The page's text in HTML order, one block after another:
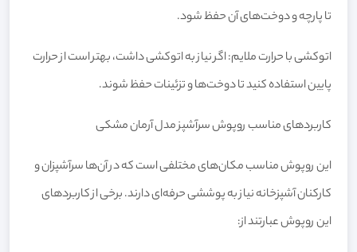
تا پارچه و دوخت‌های آن حفظ شود.
اتوکشی با حرارت ملایم: اگر نیاز به اتوکشی داشت، بهتر است از حرارت
پایین استفاده کنید تا دوخت‌ها و تزئینات حفظ شوند.
کاربردهای مناسب روپوش سرآشپز مدل آرمان مشکی
این روپوش مناسب مکان‌های مختلفی است که در آن‌ها سرآشپزان و
کارکنان آشپزخانه نیاز به پوششی حرفه‌ای دارند. برخی از کاربردهای
این روپوش عبارتند از: